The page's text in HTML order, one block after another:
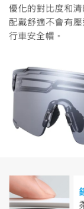
５．嚴禁一人註冊多
恩沛科技股份有限公